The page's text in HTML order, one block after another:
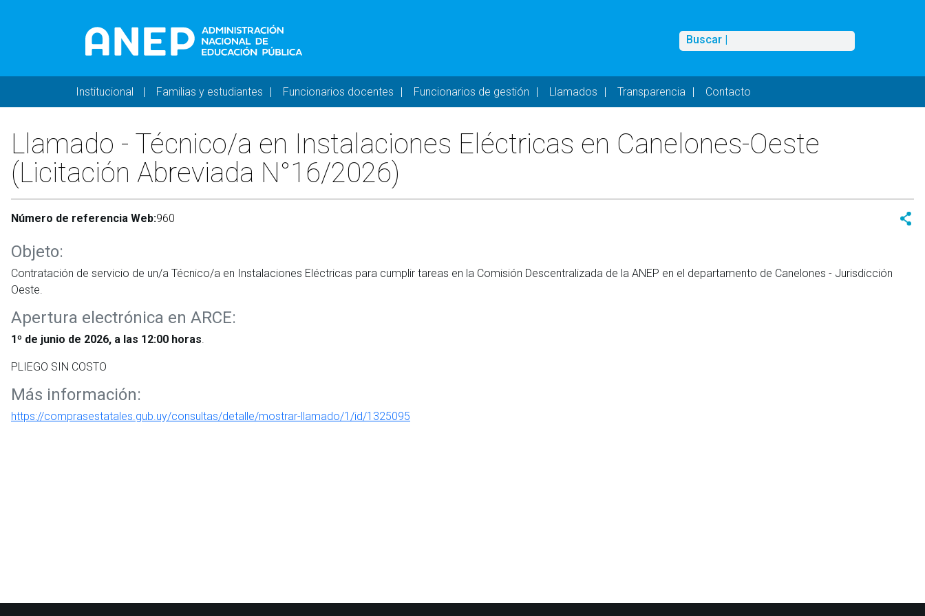
Buscar
Buscar |
Navegación principal - DESKTOP
Institucional Familias y estudiantes Funcionarios docentes Funcionarios de gestión Llamados Transparencia Contacto
Llamado - Técnico/a en Instalaciones Eléctricas en Canelones-Oeste
(Licitación Abreviada N°16/2026)
Número de referencia Web:960
Objeto:
Contratación de servicio de un/a Técnico/a en Instalaciones Eléctricas para cumplir tareas en la Comisión Descentralizada de la ANEP en el departamento de Canelones - Jurisdicción
Oeste.
Apertura electrónica en ARCE:
1º de junio de 2026, a las 12:00 horas.
PLIEGO SIN COSTO
Más información:
https://comprasestatales.gub.uy/consultas/detalle/mostrar-llamado/1/id/1325095